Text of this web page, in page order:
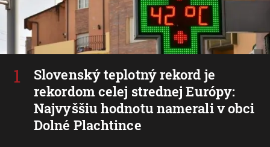
Slovenský teplotný rekord je
rekordom celej strednej Európy:
Najvyššiu hodnotu namerali v obci
Dolné Plachtince